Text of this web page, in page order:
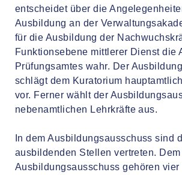
entscheidet über die
Ausbildung an der
für die Ausbildung der
Funktionsebene mittlerer Dienst die
Prüfungsamtes wahr. Der
schlägt dem Kuratorium
vor. Ferner wählt der
nebenamtlichen Lehrkräfte aus.
In dem Ausbildungsausschuss sind
ausbildenden Stellen vertreten. Dem
Ausbildungsausschuss gehören vier